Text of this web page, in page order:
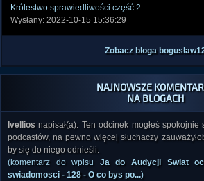
Królestwo sprawiedliwości część 2
Wysłany: 2022-10-15 15:36:29
Zobacz bloga
NAJNOWSZE
NA BLOGACH
Ivellios napisał(a): Ten odcinek mogłeś
podcastów, na pewno więcej słuchaczy
by się do niego odnieśli.
(komentarz do wpisu Ja do Audycji Swiat
swiadomosci - 128 - O co bys po...)